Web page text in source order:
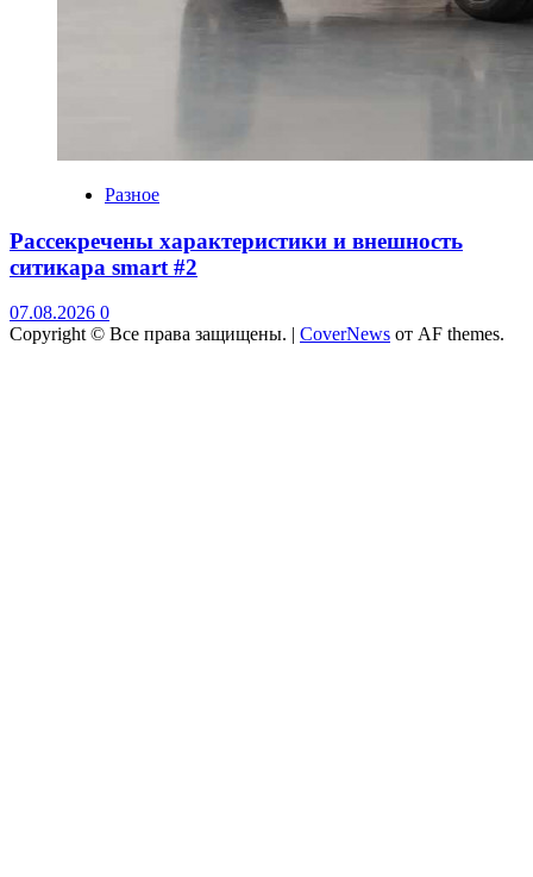
Разное
Рассекречены характеристики и внешность
ситикара smart #2
07.08.2026 0
Copyright © Все права защищены. | CoverNews от AF themes.